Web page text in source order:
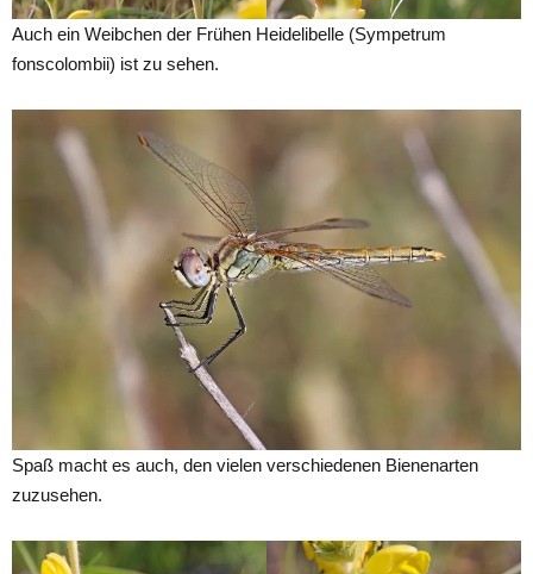
Auch ein Weibchen der Frühen Heidelibelle (Sympetrum
fonscolombii) ist zu sehen.
Spaß macht es auch, den vielen verschiedenen Bienenarten
zuzusehen.